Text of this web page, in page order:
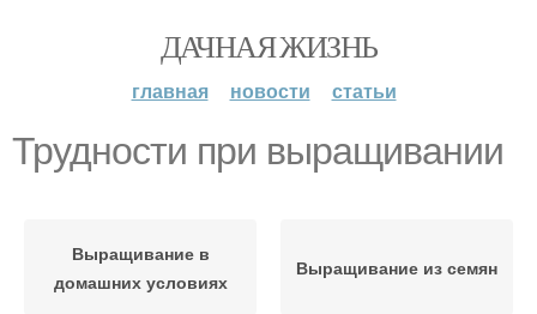
ДАЧНАЯ ЖИЗНЬ
главная новости статьи
Трудности при выращивании
Выращивание в
домашних условиях
Выращивание из семян